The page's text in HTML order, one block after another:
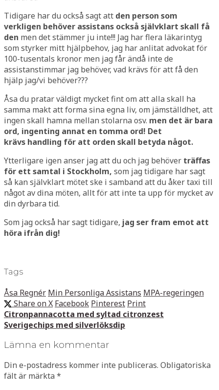
Tidigare har du också sagt att den person som
verkligen behöver assistans också självklart skall få
den men det stämmer ju inte!!! Jag har flera läkarintyg
som styrker mitt hjälpbehov, jag har anlitat advokat för
100-tusentals kronor men jag får ändå inte de
assistanstimmar jag behöver, vad krävs för att få den
hjälp jag/vi behöver???
Åsa du pratar väldigt mycket fint om att alla skall ha
samma makt att forma sina egna liv, om jämställdhet, att
ingen skall hamna mellan stolarna osv. men det är bara
ord, ingenting annat en tomma ord! Det
krävs handling för att orden skall betyda något.
Ytterligare igen anser jag att du och jag behöver träffas
för ett samtal i Stockholm, som jag tidigare har sagt
så kan självklart mötet ske i samband att du åker taxi till
något av dina möten, allt för att inte ta upp för mycket av
din dyrbara tid.
Som jag också har sagt tidigare, jag ser fram emot att
höra ifrån dig!
Tags
Åsa Regnér Min Personliga Assistans MPA-regeringen
Share on X Facebook Pinterest Print
Citronpannacotta med syltad citronzest
Sverigechips med silverlöksdip
Lämna en kommentar
Din e-postadress kommer inte publiceras. Obligatoriska
fält är märkta *